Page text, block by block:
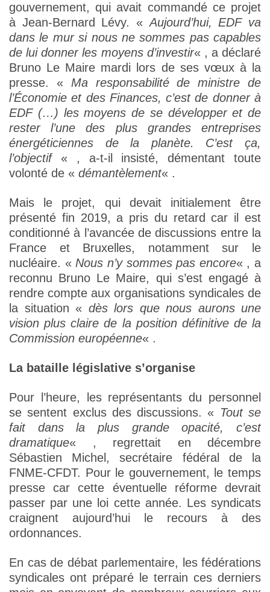
gouvernement, qui avait commandé ce projet
à Jean-Bernard Lévy. «Aujourd’hui, EDF va
dans le mur si nous ne sommes pas capables
de lui donner les moyens d’investir« , a déclaré
Bruno Le Maire mardi lors de ses vœux à la
presse. « Ma responsabilité de ministre de
l’Économie et des Finances, c’est de donner à
EDF (…) les moyens de se développer et de
rester l’une des plus grandes entreprises
énergéticiennes de la planète. C’est ça,
l’objectif« , a-t-il insisté, démentant toute
volonté de « démantèlement« .
Mais le projet, qui devait initialement être
présenté fin 2019, a pris du retard car il est
conditionné à l’avancée de discussions entre la
France et Bruxelles, notamment sur le
nucléaire. « Nous n’y sommes pas encore« , a
reconnu Bruno Le Maire, qui s’est engagé à
rendre compte aux organisations syndicales de
la situation « dès lors que nous aurons une
vision plus claire de la position définitive de la
Commission européenne« .
La bataille législative s’organise
Pour l’heure, les représentants du personnel
se sentent exclus des discussions. « Tout se
fait dans la plus grande opacité, c’est
dramatique« , regrettait en décembre
Sébastien Michel, secrétaire fédéral de la
FNME-CFDT. Pour le gouvernement, le temps
presse car cette éventuelle réforme devrait
passer par une loi cette année. Les syndicats
craignent aujourd’hui le recours à des
ordonnances.
En cas de débat parlementaire, les fédérations
syndicales ont préparé le terrain ces derniers